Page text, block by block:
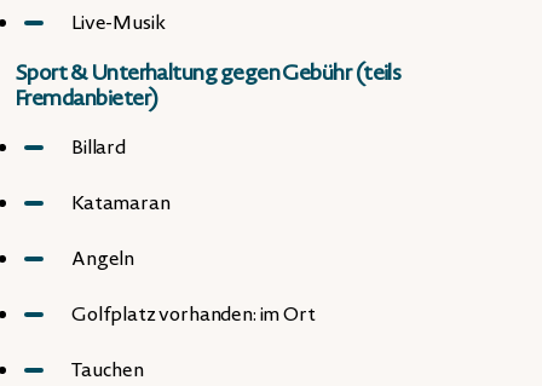
Live-Musik
Sport & Unterhaltung gegen Gebühr (teils
Fremdanbieter)
Billard
Katamaran
Angeln
Golfplatz vorhanden: im Ort
Tauchen